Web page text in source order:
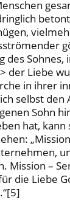
des Sohnes,
der Liebe
in ihrer
selbst
Sohn
hat,
Mission –
die Liebe